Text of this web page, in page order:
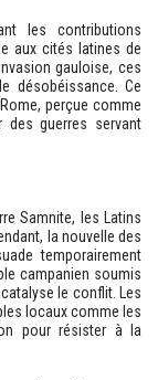
les contributions
aux cités latines de
gauloise, ces
désobéissance. Ce
perçue comme
des guerres servant
Samnite, les Latins
la nouvelle des
temporairement
campanien soumis
le conflit. Les
locaux comme les
pour résister à la